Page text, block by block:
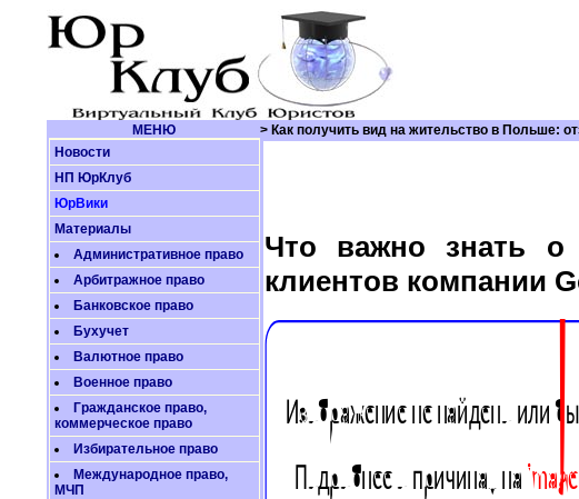
МЕНЮ
> Как получить вид на жительство в Польше:
Новости
НП ЮрКлуб
ЮрВики
Материалы
Административное право
Арбитражное право
Банковское право
Бухучет
Валютное право
Военное право
Гражданское право,
коммерческое право
Избирательное право
Международное право,
МЧП
Что важно знать
клиентов компании